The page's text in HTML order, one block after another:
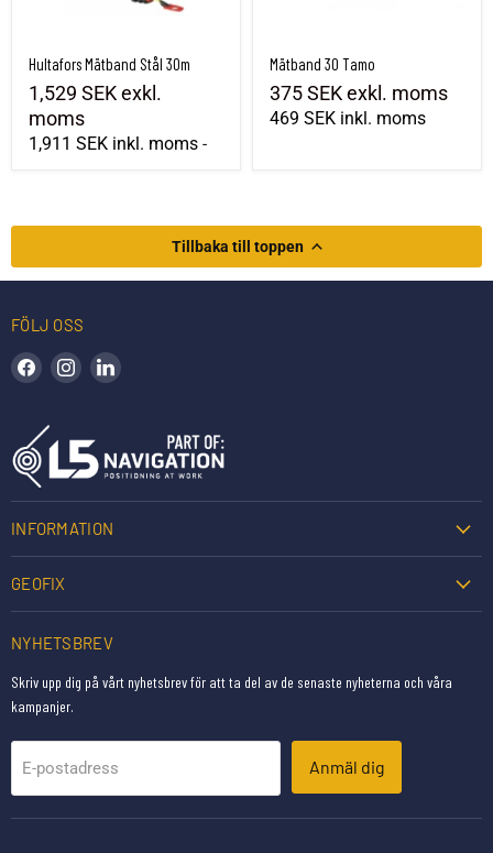
Hultafors Mätband Stål 30m
1,529 SEKexkl.
moms
1,911 SEK inkl. moms -
Mätband 30 Tamo
375 SEKexkl. moms
469 SEK inkl. moms
Tillbaka till toppen
FÖLJ OSS
Hitta oss på Facebook
Hitta oss på Instagram
INFORMATION
GEOFIX
NYHETSBREV
Skriv upp dig på vårt nyhetsbrev för att ta del av de senaste nyheterna och våra
kampanjer.
E-postadress Anmäl dig